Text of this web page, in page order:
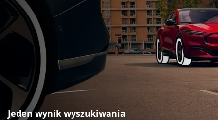
Jeden wynik wyszukiwania